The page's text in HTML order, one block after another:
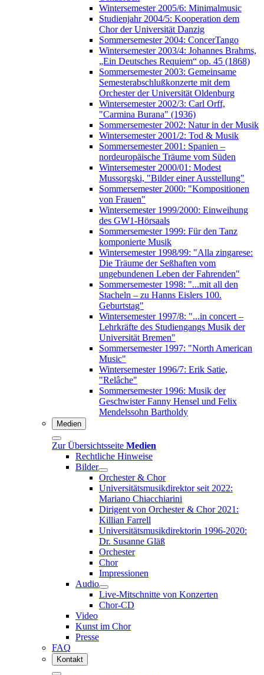
Wintersemester 2005/6: Minimalmusic
Studienjahr 2004/5: Kooperation dem
Chor der Universität Danzig
Sommersemester 2004: ConcerTango
Wintersemester 2003/4: Johannes Brahms,
„Ein Deutsches Requiem“ op. 45 (1868)
Sommersemester 2003: Gemeinsame
Semesterabschlußkonzerte mit dem
Orchester der Universität Oldenburg
Wintersemester 2002/3: Carl Orff,
"Carmina Burana" (1936)
Sommersemester 2002: Natur in der Musik
Wintersemester 2001/2: Tod & Musik
Sommersemester 2001: Spanien –
nordeuropäische Träume vom Süden
Wintersemester 2000/01: Modest
Mussorgski, "Bilder einer Ausstellung"
Sommersemester 2000: "Kompositionen
von Frauen"
Wintersemester 1999/2000: Einweihung
des GW1-Hörsaals
Sommersemester 1999: Für den Tanz
komponierte Musik
Wintersemester 1998/99: "Alla zingarese:
Die Träume der Seßhaften vom
ungebundenen Leben der Fahrenden"
Sommersemester 1998: "...mit all den
Stacheln – zu Hanns Eislers 100.
Geburtstag"
Wintersemester 1997/8: "...in concert –
Lehrkräfte des Studiengangs Musik der
Universität Bremen"
Sommersemester 1997: "North American
Music"
Wintersemester 1996/7: Erik Satie,
"Relâche"
Sommersemester 1996: Musik der
Geschwister Fanny Hensel und Felix
Mendelssohn Bartholdy
Medien
Zur Übersichtsseite Medien
Rechtliche Hinweise
Bilder
Orchester & Chor
Universitätsmusikdirektor seit 2022:
Mariano Chiacchiarini
Dirigent von Orchester & Chor 2021:
Killian Farrell
Universitätsmusikdirektorin 1996-2020:
Dr. Susanne Gläß
Orchester
Chor
Impressionen
Audio
Live-Mitschnitte von Konzerten
Chor-CD
Video
Kunst im Chor
Presse
FAQ
Kontakt